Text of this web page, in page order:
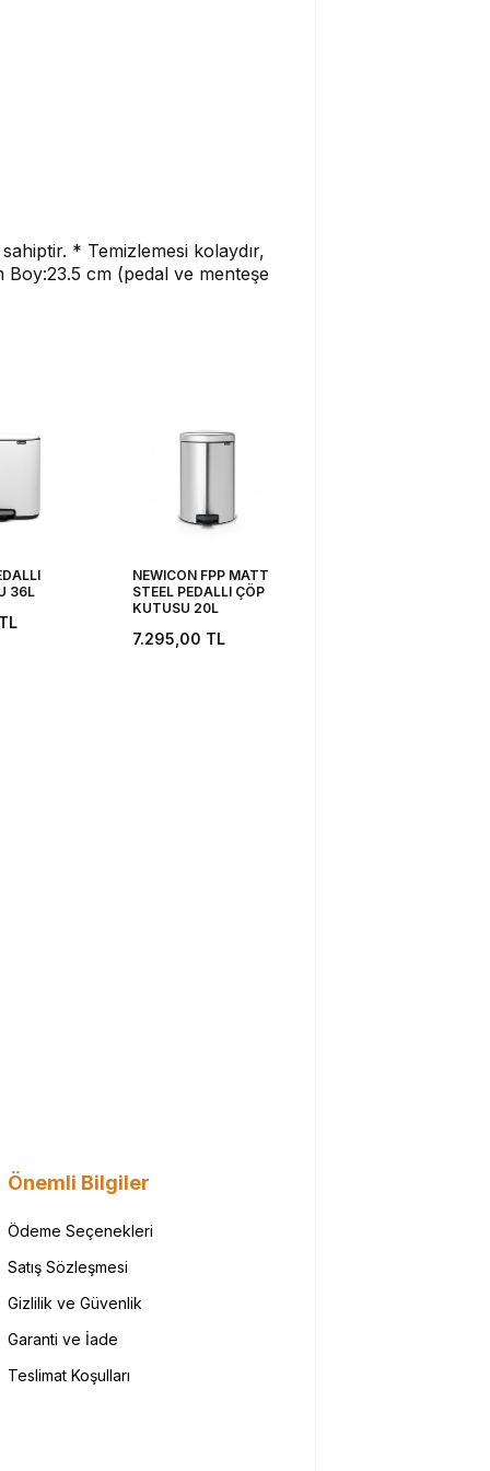
* Temizlemesi kolaydır,
Boy:23.5 cm (pedal ve menteşe
36L
NEWICON FPP MATT
STEEL PEDALLI ÇÖP
KUTUSU 20L
7.295,00 TL
Önemli Bilgiler
Ödeme Seçenekleri
Satış Sözleşmesi
Gizlilik ve Güvenlik
Garanti ve İade
Teslimat Koşulları